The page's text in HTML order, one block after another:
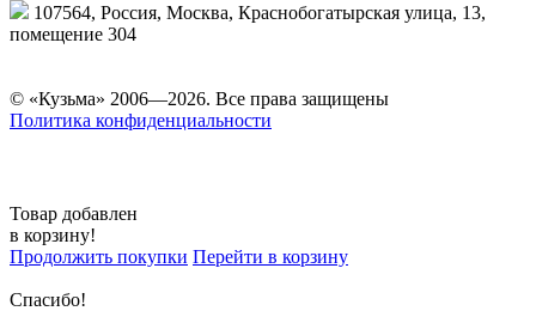
107564, Россия, Москва, Краснобогатырская улица, 13,
помещение 304
© «Кузьма» 2006—2026. Все права защищены
Политика конфиденциальности
Товар добавлен
в корзину!
Продолжить покупки Перейти в корзину
Спасибо!